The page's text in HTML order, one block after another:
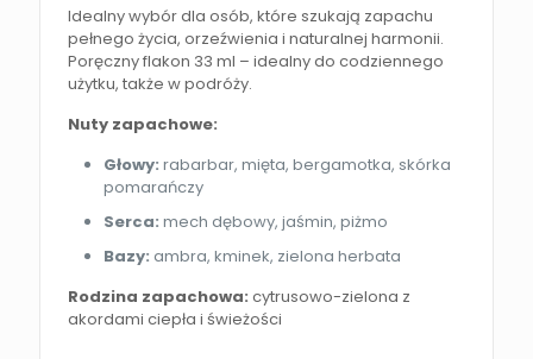
Idealny wybór dla osób, które szukają zapachu
pełnego życia, orzeźwienia i naturalnej harmonii.
Poręczny flakon 33 ml – idealny do codziennego
użytku, także w podróży.
Nuty zapachowe:
Głowy: rabarbar, mięta, bergamotka, skórka
pomarańczy
Serca: mech dębowy, jaśmin, piżmo
Bazy: ambra, kminek, zielona herbata
Rodzina zapachowa: cytrusowo-zielona z
akordami ciepła i świeżości